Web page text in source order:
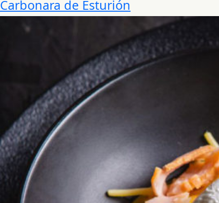
Carbonara de Esturión